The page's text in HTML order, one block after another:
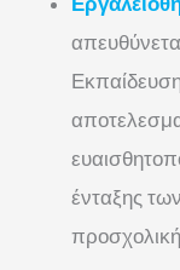
ένταξης